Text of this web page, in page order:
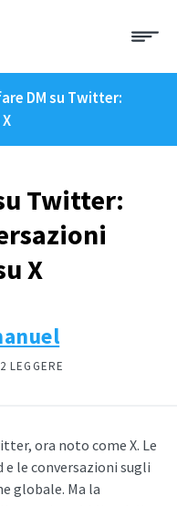
DM su Twitter:
Twitter:
X
LEGGERE
ora noto come X. Le
le conversazioni sugli
globale. Ma la